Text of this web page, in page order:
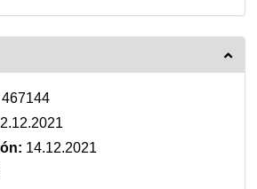
467144
14.12.2021